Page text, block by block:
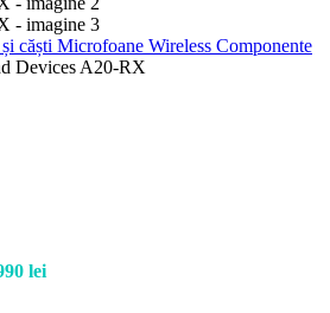
căști Microfoane Wireless Componente
Devices A20-RX
lei